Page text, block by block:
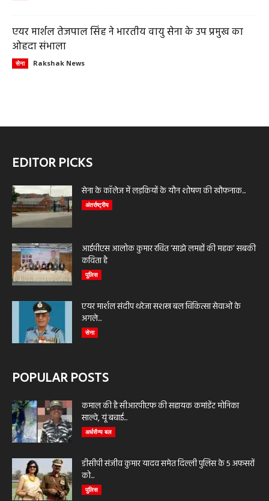
एयर मार्शल तेजपाल सिंह ने भारतीय वायु सेना के उप प्रमुख का
ओहदा संभाला
सेना Rakshak News
EDITOR PICKS
सेना के कॉलेज में लड़कियों के यौन शोषण की खौफनाक...
अंतर्राष्ट्रीय
आईपीएस आलोक कुमार रचित ‘साझे लमहों की महक’ सबकी
कविता है
पुलिस
एयर मार्शल संदीप थरेजा सशस्त्र बल चिकित्सा सेवाओं के
अगले...
सेना
POPULAR POSTS
कमाल की है सीआरपीएफ की सहायक कमांडेंट मोनिका
साल्वे, यूं बचाई...
अर्धसैन्य बल
डीसीपी संजीव कुमार यादव समेत दिल्ली पुलिस के 5 अफसरों
को...
पुलिस